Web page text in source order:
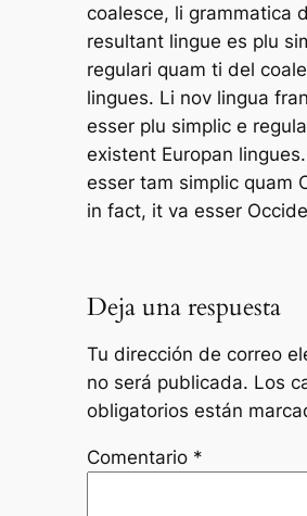
coalesce, li grammatica
resultant lingue es plu
regulari quam ti del
lingues. Li nov lingua
esser plu simplic e
existent Europan
esser tam simplic quam
in fact, it va esser
Deja una respuesta
Tu dirección de correo
no será publicada. Los
obligatorios están
Comentario *